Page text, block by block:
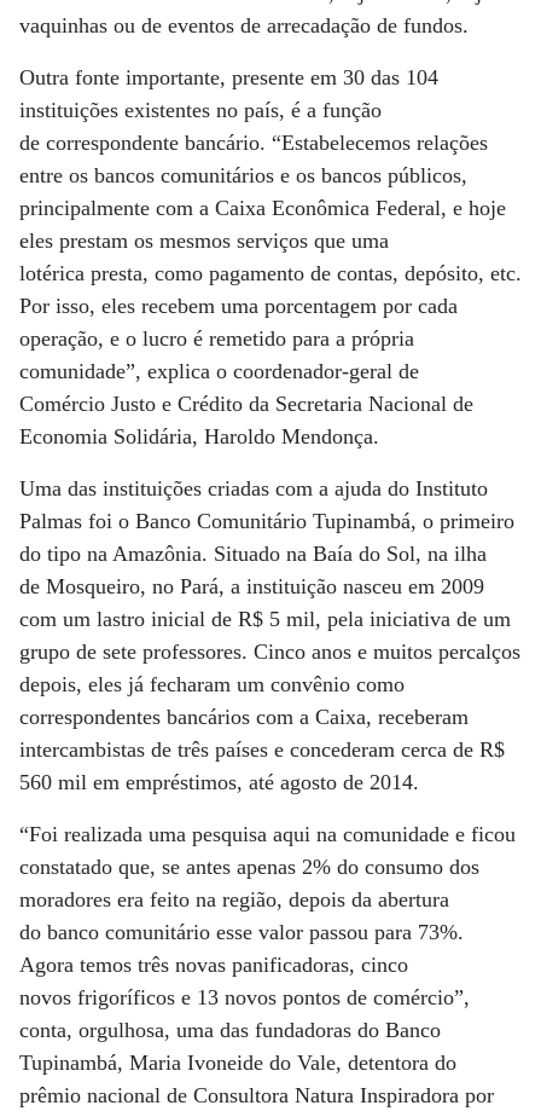
vaquinhas ou de eventos de arrecadação de fundos.
Outra fonte importante, presente em 30 das 104
instituições existentes no país, é a função
de correspondente bancário. “Estabelecemos relações
entre os bancos comunitários e os bancos públicos,
principalmente com a Caixa Econômica Federal, e hoje
eles prestam os mesmos serviços que uma
lotérica presta, como pagamento de contas, depósito, etc.
Por isso, eles recebem uma porcentagem por cada
operação, e o lucro é remetido para a própria
comunidade”, explica o coordenador-geral de
Comércio Justo e Crédito da Secretaria Nacional de
Economia Solidária, Haroldo Mendonça.
Uma das instituições criadas com a ajuda do Instituto
Palmas foi o Banco Comunitário Tupinambá, o primeiro
do tipo na Amazônia. Situado na Baía do Sol, na ilha
de Mosqueiro, no Pará, a instituição nasceu em 2009
com um lastro inicial de R$ 5 mil, pela iniciativa de um
grupo de sete professores. Cinco anos e muitos percalços
depois, eles já fecharam um convênio como
correspondentes bancários com a Caixa, receberam
intercambistas de três países e concederam cerca de R$
560 mil em empréstimos, até agosto de 2014.
“Foi realizada uma pesquisa aqui na comunidade e ficou
constatado que, se antes apenas 2% do consumo dos
moradores era feito na região, depois da abertura
do banco comunitário esse valor passou para 73%.
Agora temos três novas panificadoras, cinco
novos frigoríficos e 13 novos pontos de comércio”,
conta, orgulhosa, uma das fundadoras do Banco
Tupinambá, Maria Ivoneide do Vale, detentora do
prêmio nacional de Consultora Natura Inspiradora por